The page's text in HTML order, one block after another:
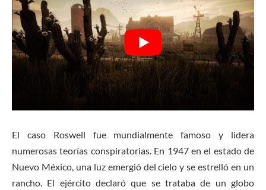
El caso Roswell fue mundialmente famoso y lidera
numerosas teorías conspiratorias. En 1947 en el estado de
Nuevo México, una luz emergió del cielo y se estrelló en un
rancho. El ejército declaró que se trataba de un globo